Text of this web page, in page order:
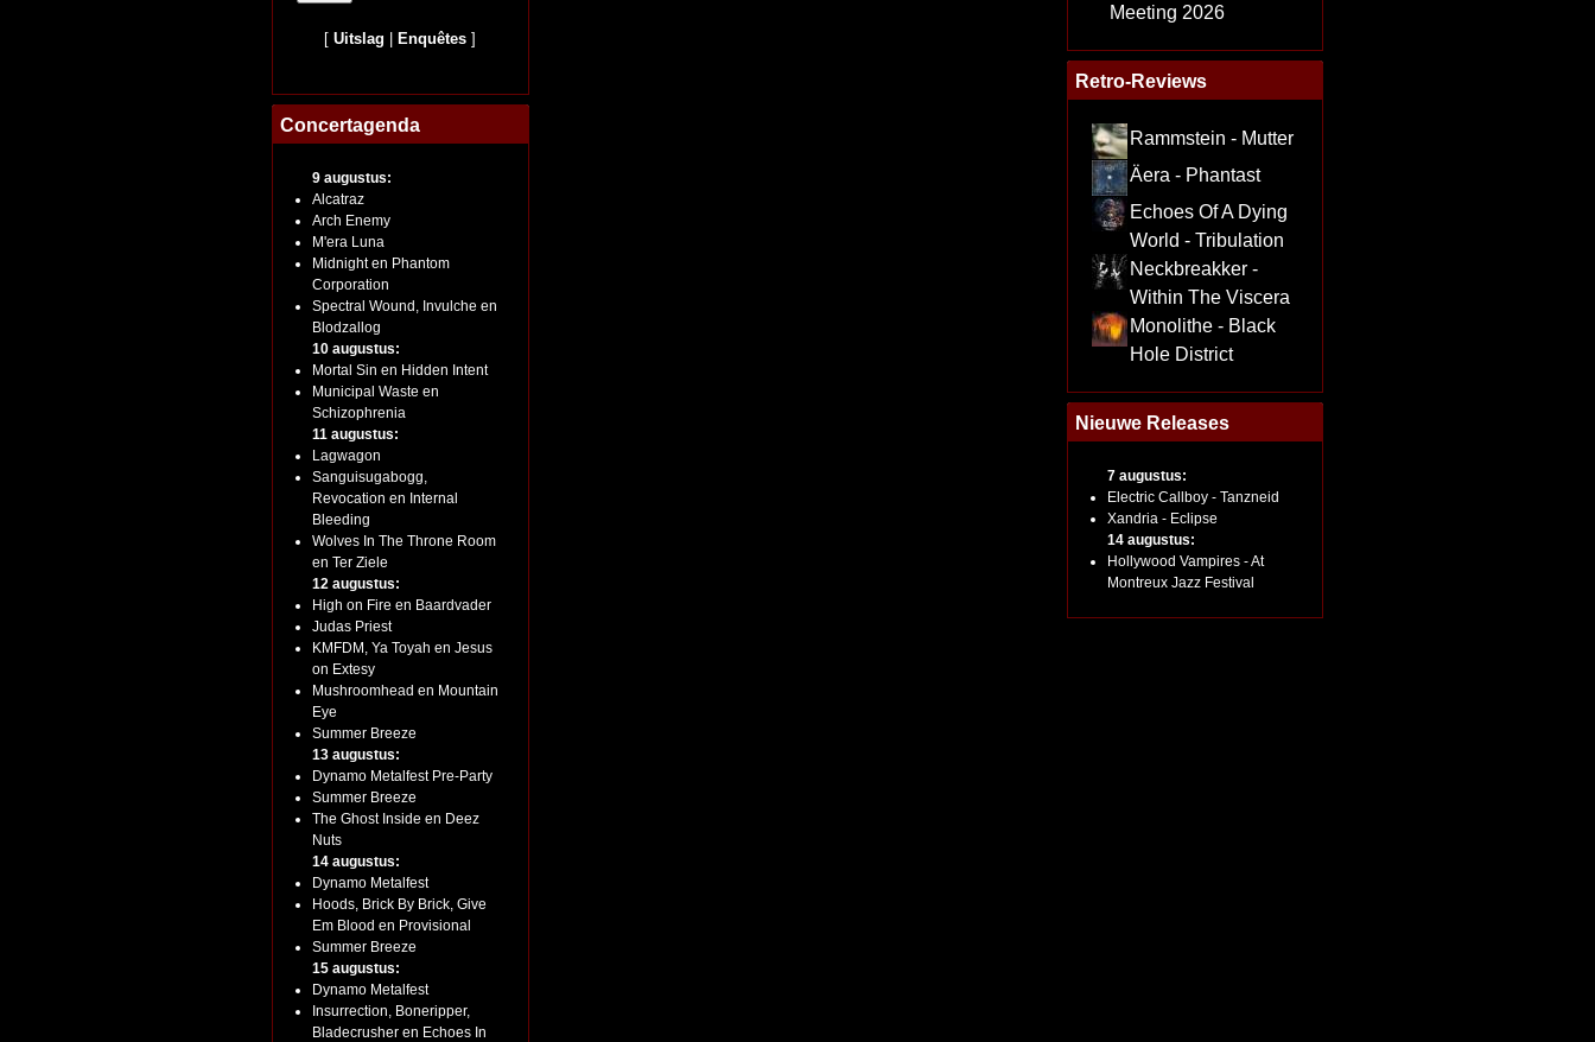
[Uitslag Enquêtes ]
Concertagenda
9 augustus:
Alcatraz
Arch Enemy
M'era Luna
Midnight en Phantom
Corporation
Spectral Wound, Invulche en
Blodzallog
10 augustus:
Mortal Sin en Hidden Intent
Municipal Waste en
Schizophrenia
11 augustus:
Lagwagon
Sanguisugabogg,
Revocation en Internal
Bleeding
Wolves In The Throne Room
en Ter Ziele
12 augustus:
High on Fire en Baardvader
Judas Priest
KMFDM, Ya Toyah en Jesus
on Extesy
Mushroomhead en Mountain
Eye
Summer Breeze
13 augustus:
Dynamo Metalfest Pre-Party
Summer Breeze
The Ghost Inside en Deez
Nuts
14 augustus:
Dynamo Metalfest
Hoods, Brick By Brick, Give
Em Blood en Provisional
Summer Breeze
15 augustus:
Dynamo Metalfest
Insurrection, Boneripper,
Bladecrusher en Echoes In
Meeting 2026
Retro-Reviews
Rammstein - Mutter
Äera - Phantast
Echoes Of A Dying
World - Tribulation
Neckbreakker -
Within The Viscera
Monolithe - Black
Hole District
Nieuwe Releases
7 augustus:
Electric Callboy - Tanzneid
Xandria - Eclipse
14 augustus:
Hollywood Vampires - At
Montreux Jazz Festival